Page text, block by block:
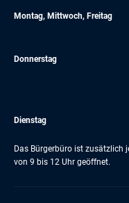
Montag, Mittwoch, Freitag
Donnerstag
Dienstag
Das Bürgerbüro ist zusätzlich
von 9 bis 12 Uhr geöffnet.